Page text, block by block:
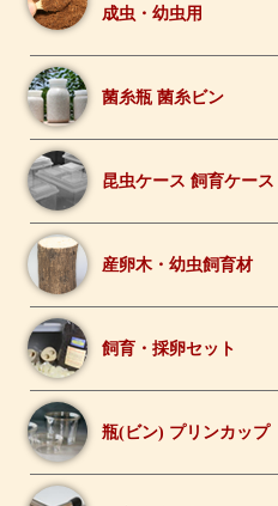
成虫・幼虫用
菌糸瓶 菌糸ビン
昆虫ケース 飼育ケース
産卵木・幼虫飼育材
飼育・採卵セット
瓶(ビン) プリンカップ